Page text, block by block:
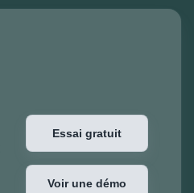
Essai gratuit
Voir une démo